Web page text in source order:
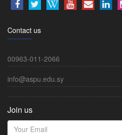
Contact us
00963-011-2066
info@aspu.edu.sy
Join us